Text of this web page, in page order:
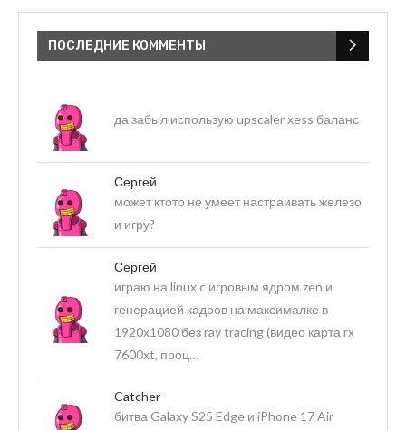
ПОСЛЕДНИЕ КОММЕНТЫ
да забыл использую upscaler xess баланс
Сергей
может ктото не умеет настраивать железо
и игру?
Сергей
играю на linux c игровым ядром zen и
генерацией кадров на максималке в
1920х1080 без ray tracing (видео карта rx
7600xt, проц…
Catcher
битва Galaxy S25 Edge и iPhone 17 Air